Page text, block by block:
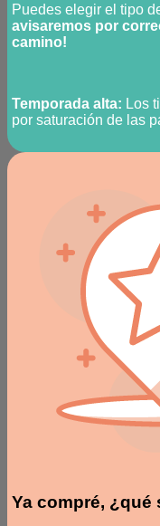
Puedes elegir el tipo
avisaremos por
camino!
Temporada alta: Los
por saturación de las
Ya compré, ¿qué